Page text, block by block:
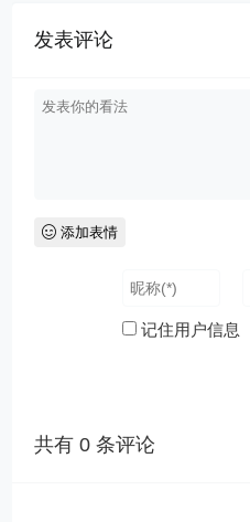
发表评论
添加表情
记住用户信息
共有0 条评论